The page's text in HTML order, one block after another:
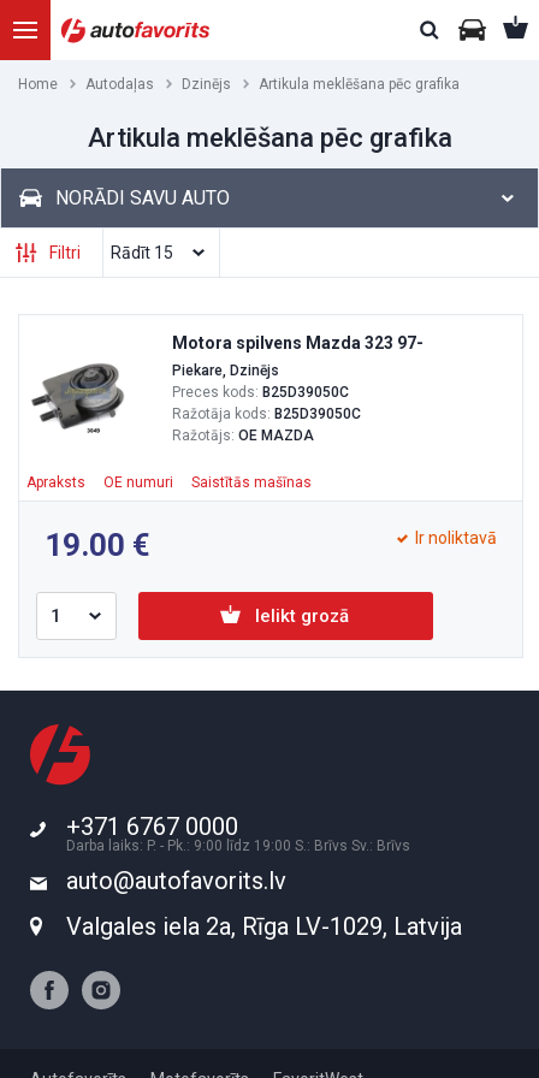
Home Autodaļas Dzinējs Artikula meklēšana pēc grafika
Artikula meklēšana pēc grafika
NORĀDI SAVU AUTO
Filtri
Motora spilvens Mazda 323 97-
Piekare, Dzinējs
Preces kods: B25D39050C
Ražotāja kods: B25D39050C
Ražotājs: OE MAZDA
Apraksts OE numuri Saistītās mašīnas
19.00 Ir noliktavā
Ielikt grozā
+371 6767 0000
Darba laiks: P. - Pk.: 9:00 līdz 19:00 S.: Brīvs Sv.: Brīvs
auto@autofavorits.lv
Valgales iela 2a, Rīga LV-1029, Latvija